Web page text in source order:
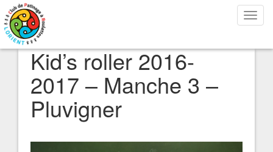
la
Kid’s roller 2016-
2017 – Manche 3 –
Pluvigner